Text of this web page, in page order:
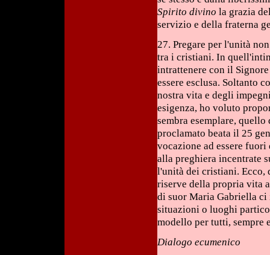
Spirito divino la grazia
servizio e della fraterna
27. Pregare per l'unità
tra i cristiani. In
intrattenere con il
essere esclusa. Soltanto
nostra vita e degli
esigenza, ho voluto
sembra esemplare,
proclamato beata il 25
vocazione ad essere
alla preghiera incentrate
l'unità dei cristiani. Ecco,
riserve della propria vita
di suor Maria Gabriella ci
situazioni o luoghi
modello per tutti, sempre
Dialogo ecumenico